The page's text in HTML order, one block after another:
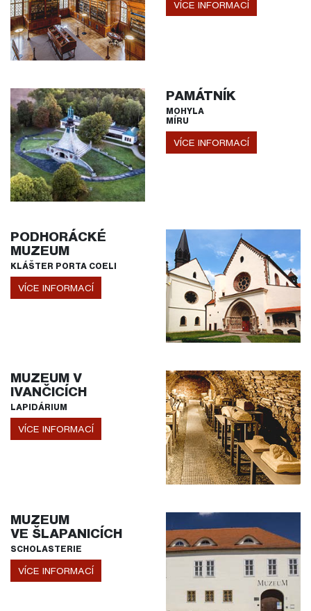
VÍCE INFORMACÍ
PAMÁTNÍK
MOHYLA
MÍRU
VÍCE INFORMACÍ
PODHORÁCKÉ
MUZEUM
KLÁŠTER PORTA COELI
VÍCE INFORMACÍ
MUZEUM V
IVANČICÍCH
LAPIDÁRIUM
VÍCE INFORMACÍ
MUZEUM
VE ŠLAPANICÍCH
SCHOLASTERIE
VÍCE INFORMACÍ